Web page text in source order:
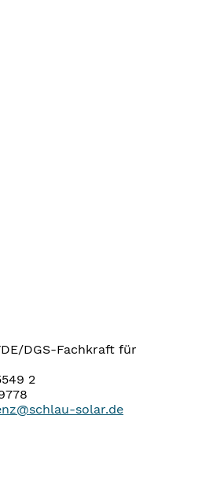
DGS-Fachkraft für
2
solar.de